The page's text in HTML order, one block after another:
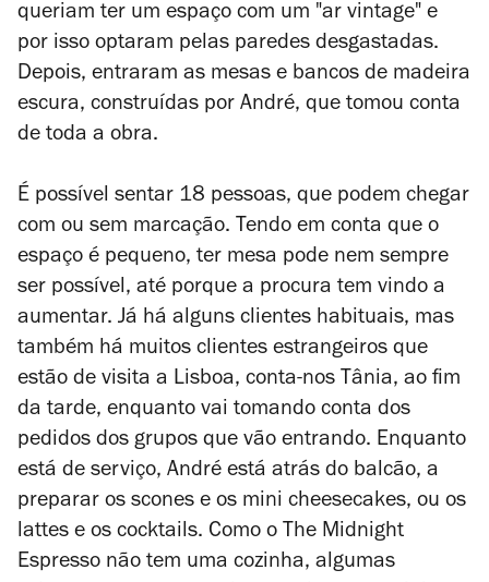
queriam ter um espaço com um "ar vintage" e
por isso optaram pelas paredes desgastadas.
Depois, entraram as mesas e bancos de madeira
escura, construídas por André, que tomou conta
de toda a obra.
É possível sentar 18 pessoas, que podem chegar
com ou sem marcação. Tendo em conta que o
espaço é pequeno, ter mesa pode nem sempre
ser possível, até porque a procura tem vindo a
aumentar. Já há alguns clientes habituais, mas
também há muitos clientes estrangeiros que
estão de visita a Lisboa, conta-nos Tânia, ao fim
da tarde, enquanto vai tomando conta dos
pedidos dos grupos que vão entrando. Enquanto
está de serviço, André está atrás do balcão, a
preparar os scones e os mini cheesecakes, ou os
lattes e os cocktails. Como o The Midnight
Espresso não tem uma cozinha, algumas